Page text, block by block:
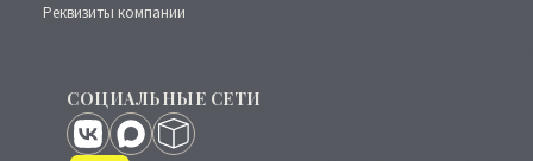
Реквизиты компании
СОЦИАЛЬНЫЕ СЕТИ